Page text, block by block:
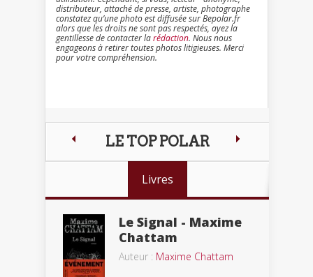
distributeur, attaché de presse, artiste, photographe
constatez qu’une photo est diffusée sur Bepolar.fr
alors que les droits ne sont pas respectés, ayez la
gentillesse de contacter larédaction. Nous nous
engageons à retirer toutes photos litigieuses. Merci
pour votre compréhension.
LE TOP POLAR
Livres
Le Signal - Maxime
Chattam
Auteur : Maxime Chattam